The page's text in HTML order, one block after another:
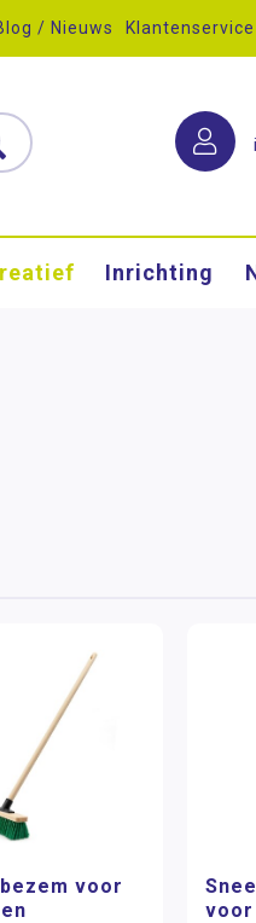
/ Nieuws Klantenservice
Inrichting
voor
voor